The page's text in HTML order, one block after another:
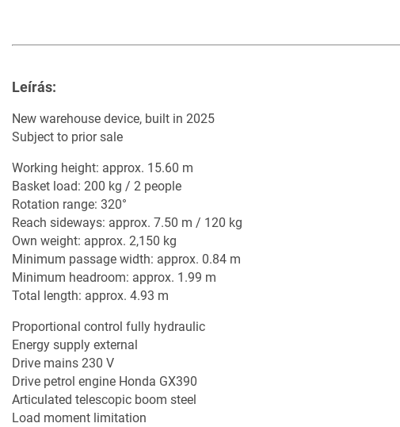
Leírás:
New warehouse device, built in 2025
Subject to prior sale
Working height: approx. 15.60 m
Basket load: 200 kg / 2 people
Rotation range: 320°
Reach sideways: approx. 7.50 m / 120 kg
Own weight: approx. 2,150 kg
Minimum passage width: approx. 0.84 m
Minimum headroom: approx. 1.99 m
Total length: approx. 4.93 m
Proportional control fully hydraulic
Energy supply external
Drive mains 230 V
Drive petrol engine Honda GX390
Articulated telescopic boom steel
Load moment limitation